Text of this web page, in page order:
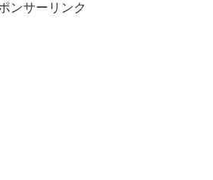
ンサーリンク